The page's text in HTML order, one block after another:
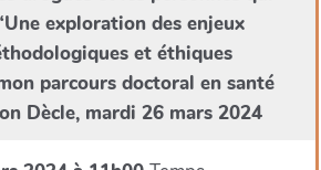
exploration des enjeux
et éthiques
parcours doctoral en santé
Dècle, mardi 26 mars 2024